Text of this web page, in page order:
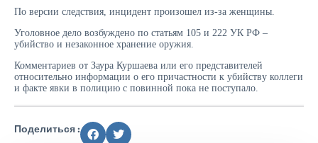
По версии следствия, инцидент произошел из-за женщины.
Уголовное дело возбуждено по статьям 105 и 222 УК РФ –
убийство и незаконное хранение оружия.
Комментариев от Заура Куршаева или его представителей
относительно информации о его причастности к убийству коллеги
и факте явки в полицию с повинной пока не поступало.
Поделиться :